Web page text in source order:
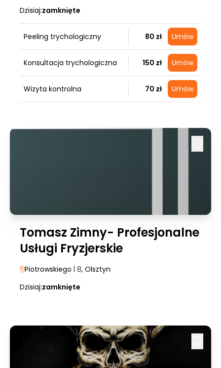
Dzisiaj:zamknięte
Peeling trychologiczny 80 zł Umów
Konsultacja trychologiczna 150 zł Umów
Wizyta kontrolna 70 zł Umów
Tomasz Zimny- Profesjonalne
Usługi Fryzjerskie
Piotrowskiego | 8, Olsztyn
Dzisiaj:zamknięte